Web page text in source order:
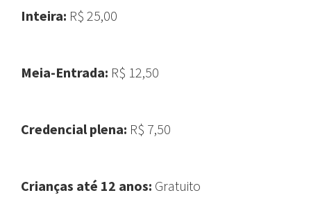
Inteira: R$ 25,00
Meia-Entrada: R$ 12,50
Credencial plena: R$ 7,50
Crianças até 12 anos: Gratuito